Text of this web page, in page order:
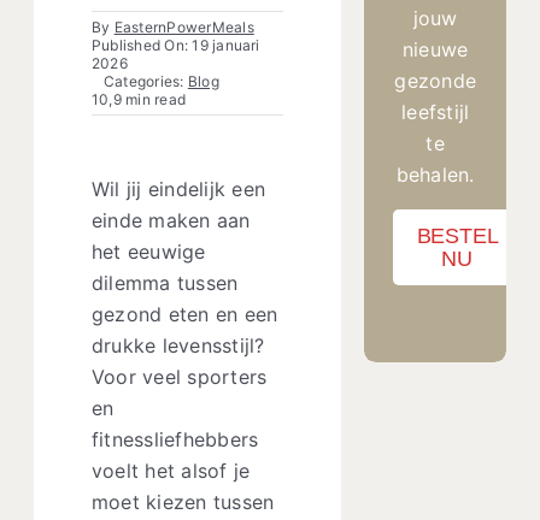
By EasternPowerMeals
Published On: 19 januari
2026
Categories: Blog
10,9 min read
Wil jij eindelijk een
einde maken aan
het eeuwige
dilemma tussen
gezond eten en een
drukke levensstijl?
Voor veel sporters
en
fitnessliefhebbers
voelt het alsof je
moet kiezen tussen
jouw
nieuwe
gezonde
leefstijl
te
behalen.
BESTEL
NU